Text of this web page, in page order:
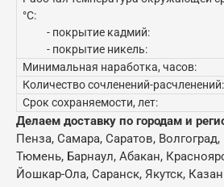
°C:
- покрытие кадмий:
- покрытие никель:
Минимальная наработка, часов:
Количество сочленений-расчленений:
Срок сохраняемости, лет:
Делаем доставку по городам и
Пенза, Самара, Саратов,
Тюмень, Барнаул, Абакан,
Йошкар-Ола, Саранск, Якутск,